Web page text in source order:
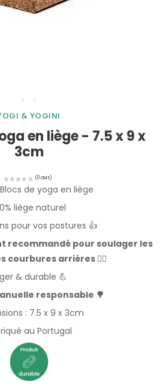
& YOGINI
en liège - 7.5 x 9 x
3cm
de yoga en liège
liège naturel
pour vos postures 👍
recommandé pour soulager les
courbures arrières 🧘‍♀️
& durable 💪
responsable 🌳
: 7.5 x 9 x 3cm
au Portugal